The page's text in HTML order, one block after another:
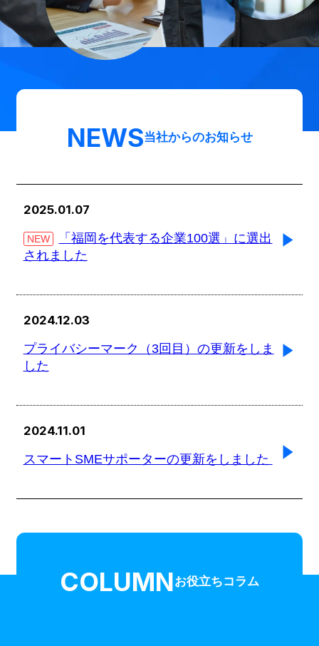
NEWS当社からのお知らせ
2025.01.07
NEW
「福岡を代表する企業100選」に選出
されました
2024.12.03
プライバシーマーク（3回目）の更新をしま
した
2024.11.01
スマートSMEサポーターの更新をしました
COLUMNお役立ちコラム